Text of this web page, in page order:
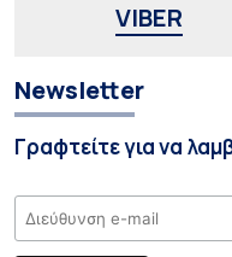
VIBER
Newsletter
Γραφτείτε για να